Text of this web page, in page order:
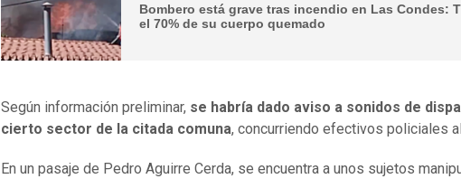
Bombero está grave tras incendio en Las Condes:
el 70% de su cuerpo quemado
Según información preliminar, se habría dado aviso a sonidos de
cierto sector de la citada comuna, concurriendo efectivos policiales
En un pasaje de Pedro Aguirre Cerda, se encuentra a unos sujetos